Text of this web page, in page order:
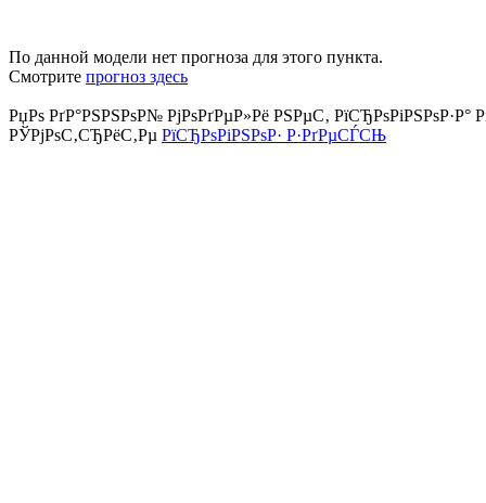
По данной модели нет прогноза для этого пункта.
Смотрите прогноз здесь
РџРѕ РґР°РЅРЅРѕР№ РјРѕРґРµР»Рё РЅРµС‚ РїСЂРѕРіРЅРѕР·Р°
РЎРјРѕС‚СЂРёС‚Рµ РїСЂРѕРіРЅРѕР· Р·РґРµСЃСЊ